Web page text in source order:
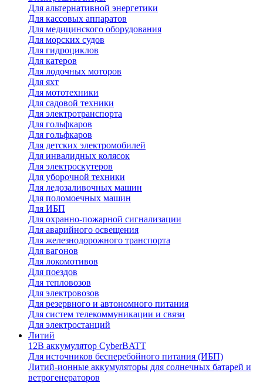
Для альтернативной энергетики
Для кассовых аппаратов
Для медицинского оборудования
Для морских судов
Для гидроциклов
Для катеров
Для лодочных моторов
Для яхт
Для мототехники
Для садовой техники
Для электротранспорта
Для гольфкаров
Для гольфкаров
Для детских электромобилей
Для инвалидных колясок
Для электроскутеров
Для уборочной техники
Для ледозаливочных машин
Для поломоечных машин
Для ИБП
Для охранно-пожарной сигнализации
Для аварийного освещения
Для железнодорожного транспорта
Для вагонов
Для локомотивов
Для поездов
Для тепловозов
Для электровозов
Для резервного и автономного питания
Для систем телекоммуникации и связи
Для электростанций
Литий
12В аккумулятор CyberBATT
Для источников бесперебойного питания (ИБП)
Литий-ионные аккумуляторы для солнечных батарей и
ветрогенераторов